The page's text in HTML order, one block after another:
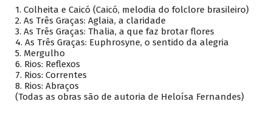
1. Colheita e Caicó (Caicó, melodia do folclore brasileiro)
2. As Três Graças: Aglaia, a claridade
3. As Três Graças: Thalia, a que faz brotar flores
4. As Três Graças: Euphrosyne, o sentido da alegria
5. Mergulho
6. Rios: Reflexos
7. Rios: Correntes
8. Rios: Abraços
(Todas as obras são de autoria de Heloísa Fernandes)